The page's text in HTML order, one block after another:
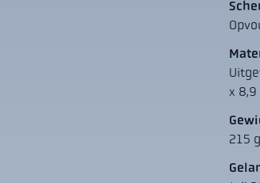
x
215 g